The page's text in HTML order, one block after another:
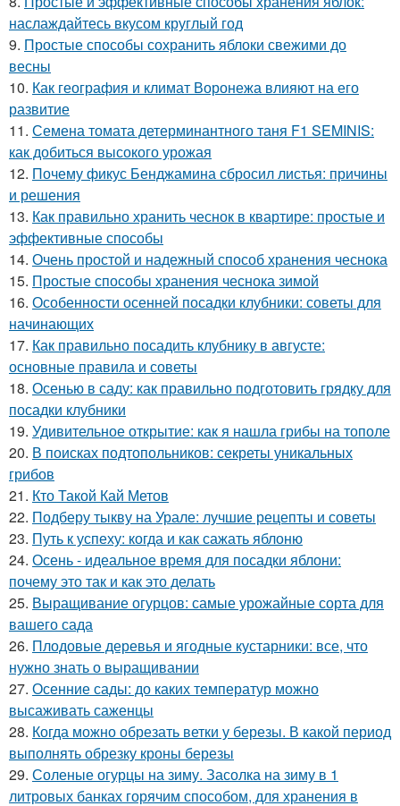
наслаждайтесь вкусом круглый год
9. Простые способы сохранить яблоки свежими до
весны
10. Как география и климат Воронежа влияют на его
развитие
11. Семена томата детерминантного таня F1 SEMINIS:
как добиться высокого урожая
12. Почему фикус Бенджамина сбросил листья: причины
и решения
13. Как правильно хранить чеснок в квартире: простые и
эффективные способы
14. Очень простой и надежный способ хранения чеснока
15. Простые способы хранения чеснока зимой
16. Особенности осенней посадки клубники: советы для
начинающих
17. Как правильно посадить клубнику в августе:
основные правила и советы
18. Осенью в саду: как правильно подготовить грядку для
посадки клубники
19. Удивительное открытие: как я нашла грибы на тополе
20. В поисках подтопольников: секреты уникальных
грибов
21. Кто Такой Кай Метов
22. Подберу тыкву на Урале: лучшие рецепты и советы
23. Путь к успеху: когда и как сажать яблоню
24. Осень - идеальное время для посадки яблони:
почему это так и как это делать
25. Выращивание огурцов: самые урожайные сорта для
вашего сада
26. Плодовые деревья и ягодные кустарники: все, что
нужно знать о выращивании
27. Осенние сады: до каких температур можно
высаживать саженцы
28. Когда можно обрезать ветки у березы. В какой период
выполнять обрезку кроны березы
29. Соленые огурцы на зиму. Засолка на зиму в 1
литровых банках горячим способом, для хранения в